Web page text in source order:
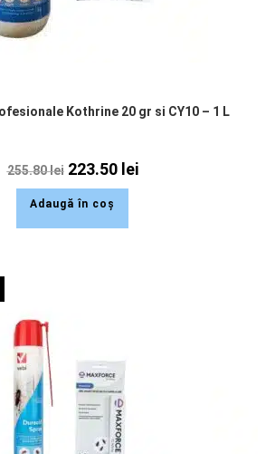
Kothrine 20 gr si CY10 – 1 L
255.80lei 223.50 lei
Adaugă în coș